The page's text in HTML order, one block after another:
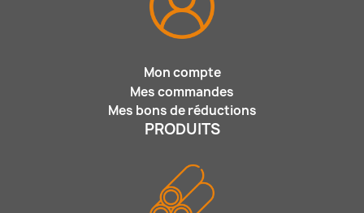
Mon compte
Mes commandes
Mes bons de réductions
PRODUITS